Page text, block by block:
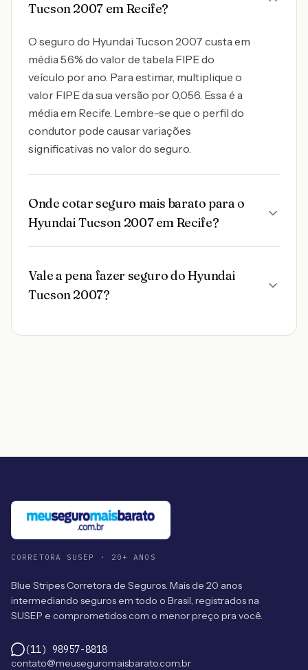
Tucson 2007 em Recife?
O seguro do Hyundai Tucson 2007 custa em
média 5.6% do valor de tabela FIPE do
veículo por ano. Para estimar, multiplique o
valor FIPE da sua versão por 0,056. Essa é a
média em Recife. Lembre-se que o perfil do
condutor pode causar variações
significativas no valor do seguro.
Onde cotar seguro mais barato para o
Hyundai Tucson 2007 em Recife?
Vale a pena fazer seguro do Hyundai
Tucson 2007?
CORRETORA SUSEP · 20+ ANOS
Blue Stripes Corretora de Seguros. Mais de 20 anos
intermediando seguros em todo o Brasil, registrados na
SUSEP e comprometidos com o menor preço pra você.
(11) 98957-8818
contato@meuseguromaisbarato.com.br